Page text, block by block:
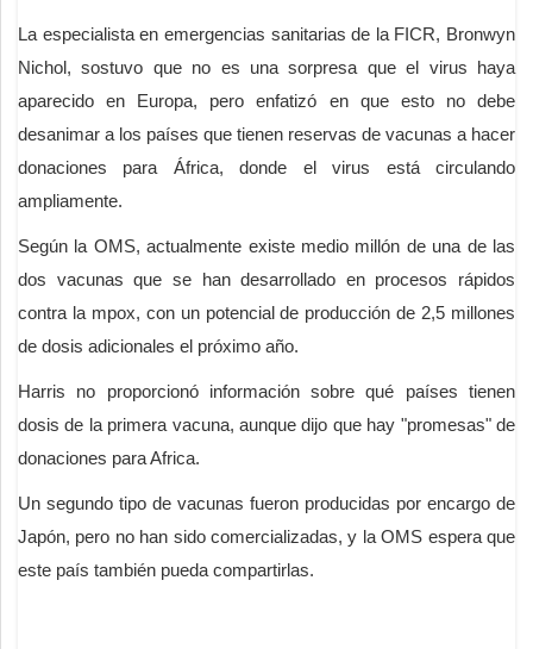
La especialista en emergencias sanitarias de la FICR, Bronwyn
Nichol, sostuvo que no es una sorpresa que el virus haya
aparecido en Europa, pero enfatizó en que esto no debe
desanimar a los países que tienen reservas de vacunas a hacer
donaciones para África, donde el virus está circulando
ampliamente.
Según la OMS, actualmente existe medio millón de una de las
dos vacunas que se han desarrollado en procesos rápidos
contra la mpox, con un potencial de producción de 2,5 millones
de dosis adicionales el próximo año.
Harris no proporcionó información sobre qué países tienen
dosis de la primera vacuna, aunque dijo que hay "promesas" de
donaciones para Africa.
Un segundo tipo de vacunas fueron producidas por encargo de
Japón, pero no han sido comercializadas, y la OMS espera que
este país también pueda compartirlas.